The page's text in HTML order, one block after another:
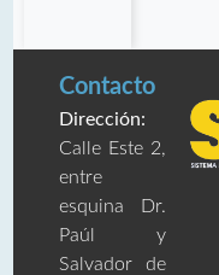
Contacto
Dirección:
Calle Este 2,
entre
esquina Dr.
Paúl y
Salvador de